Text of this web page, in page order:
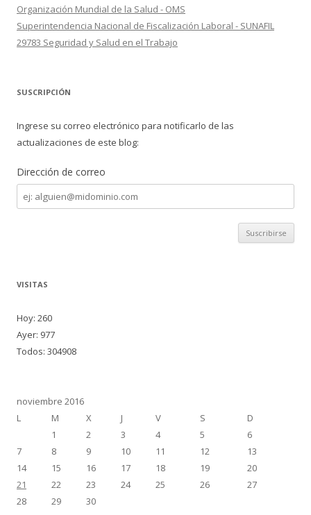
Organización Mundial de la Salud - OMS
Superintendencia Nacional de Fiscalización Laboral - SUNAFIL
29783 Seguridad y Salud en el Trabajo
SUSCRIPCIÓN
Ingrese su correo electrónico para notificarlo de las
actualizaciones de este blog:
Dirección de correo
Dirección
de
correo
VISITAS
Hoy: 260
Ayer: 977
Todos: 304908
noviembre 2016
L
M X J V S D
1 2 3 4 5
6
7
8 9 10 11 12
13
14
15 16 17 18 19
20
21
22 23 24 25 26
27
28
29 30